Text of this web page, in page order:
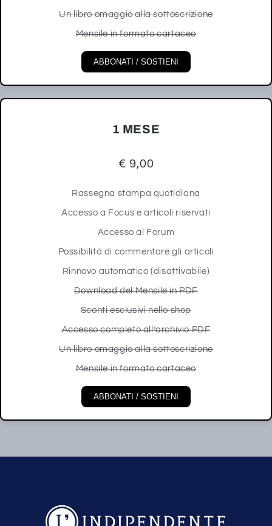
Un libro omaggio alla sottoscrizione
Mensile in formato cartaceo
ABBONATI / SOSTIENI
1 MESE
€ 9,00
Rassegna stampa quotidiana
Accesso a Focus e articoli riservati
Accesso al Forum
Possibilità di commentare gli articoli
Rinnovo automatico (disattivabile)
Download del Mensile in PDF
Sconti esclusivi nello shop
Accesso completo all’archivio PDF
Un libro omaggio alla sottoscrizione
Mensile in formato cartaceo
ABBONATI / SOSTIENI